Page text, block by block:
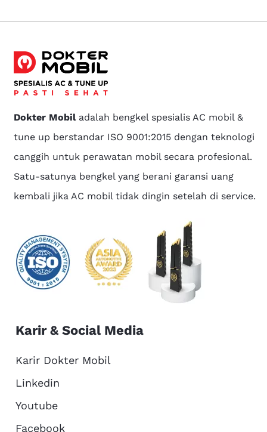
Dokter Mobiladalah bengkel spesialis AC mobil &
tune up berstandar ISO 9001:2015 dengan teknologi
canggih untuk perawatan mobil secara profesional.
Satu-satunya bengkel yang berani garansi uang
kembali jika AC mobil tidak dingin setelah di service.
Karir & Social Media
Karir Dokter Mobil
Linkedin
Youtube
Facebook